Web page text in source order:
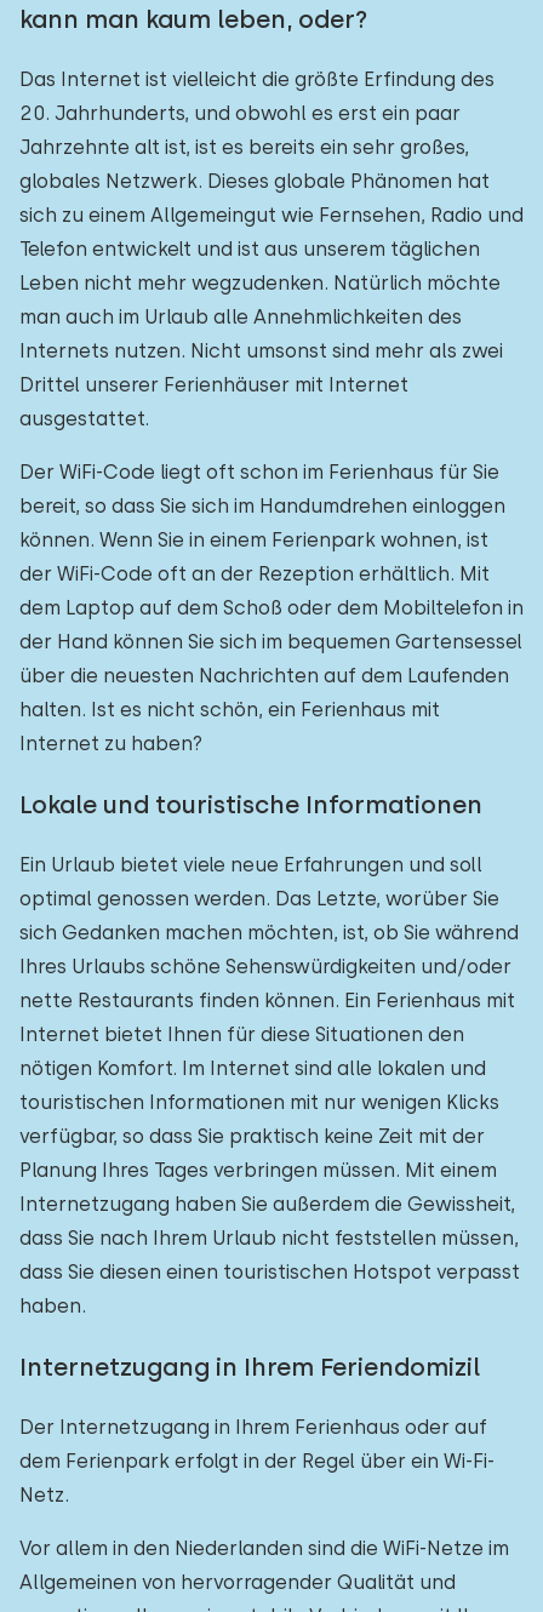
kann man kaum leben, oder?
Das Internet ist vielleicht die größte Erfindung des
20. Jahrhunderts, und obwohl es erst ein paar
Jahrzehnte alt ist, ist es bereits ein sehr großes,
globales Netzwerk. Dieses globale Phänomen hat
sich zu einem Allgemeingut wie Fernsehen, Radio und
Telefon entwickelt und ist aus unserem täglichen
Leben nicht mehr wegzudenken. Natürlich möchte
man auch im Urlaub alle Annehmlichkeiten des
Internets nutzen. Nicht umsonst sind mehr als zwei
Drittel unserer Ferienhäuser mit Internet
ausgestattet.
Der WiFi-Code liegt oft schon im Ferienhaus für Sie
bereit, so dass Sie sich im Handumdrehen einloggen
können. Wenn Sie in einem Ferienpark wohnen, ist
der WiFi-Code oft an der Rezeption erhältlich. Mit
dem Laptop auf dem Schoß oder dem Mobiltelefon in
der Hand können Sie sich im bequemen Gartensessel
über die neuesten Nachrichten auf dem Laufenden
halten. Ist es nicht schön, ein Ferienhaus mit
Internet zu haben?
Lokale und touristische Informationen
Ein Urlaub bietet viele neue Erfahrungen und soll
optimal genossen werden. Das Letzte, worüber Sie
sich Gedanken machen möchten, ist, ob Sie während
Ihres Urlaubs schöne Sehenswürdigkeiten und/oder
nette Restaurants finden können. Ein Ferienhaus mit
Internet bietet Ihnen für diese Situationen den
nötigen Komfort. Im Internet sind alle lokalen und
touristischen Informationen mit nur wenigen Klicks
verfügbar, so dass Sie praktisch keine Zeit mit der
Planung Ihres Tages verbringen müssen. Mit einem
Internetzugang haben Sie außerdem die Gewissheit,
dass Sie nach Ihrem Urlaub nicht feststellen müssen,
dass Sie diesen einen touristischen Hotspot verpasst
haben.
Internetzugang in Ihrem Feriendomizil
Der Internetzugang in Ihrem Ferienhaus oder auf
dem Ferienpark erfolgt in der Regel über ein Wi-Fi-
Netz.
Vor allem in den Niederlanden sind die WiFi-Netze im
Allgemeinen von hervorragender Qualität und